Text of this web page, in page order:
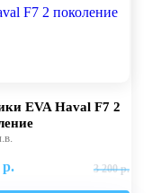
EVA Haval F7 2
р. 3 200 р.